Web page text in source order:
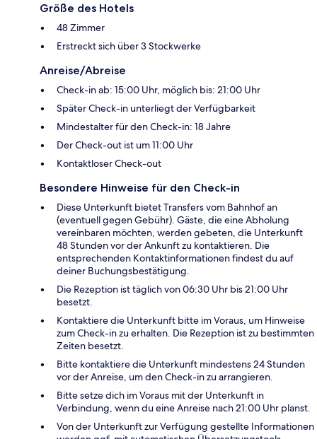
Größe des Hotels
48 Zimmer
Erstreckt sich über 3 Stockwerke
Anreise/Abreise
Check-in ab: 15:00 Uhr, möglich bis: 21:00 Uhr
Später Check-in unterliegt der Verfügbarkeit
Mindestalter für den Check-in: 18 Jahre
Der Check-out ist um 11:00 Uhr
Kontaktloser Check-out
Besondere Hinweise für den Check-in
Diese Unterkunft bietet Transfers vom Bahnhof an
(eventuell gegen Gebühr). Gäste, die eine Abholung
vereinbaren möchten, werden gebeten, die Unterkunft
48 Stunden vor der Ankunft zu kontaktieren. Die
entsprechenden Kontaktinformationen findest du auf
deiner Buchungsbestätigung.
Die Rezeption ist täglich von 06:30 Uhr bis 21:00 Uhr
besetzt.
Kontaktiere die Unterkunft bitte im Voraus, um Hinweise
zum Check-in zu erhalten. Die Rezeption ist zu bestimmten
Zeiten besetzt.
Bitte kontaktiere die Unterkunft mindestens 24 Stunden
vor der Anreise, um den Check-in zu arrangieren.
Bitte setze dich im Voraus mit der Unterkunft in
Verbindung, wenn du eine Anreise nach 21:00 Uhr planst.
Von der Unterkunft zur Verfügung gestellte Informationen